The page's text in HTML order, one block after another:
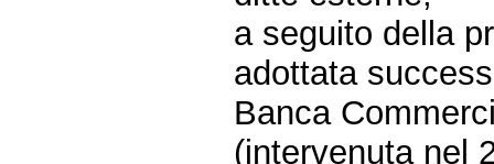
a seguito della
adottata
Banca
(intervenuta nel